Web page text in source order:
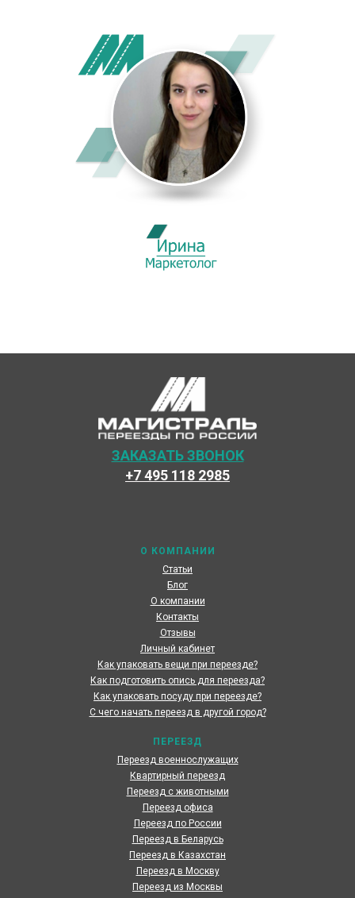
О КОМПАНИИ
Статьи
ПЕРЕЕЗД
Блог
О компании
Контакты
Отзывы
Личный кабинет
Как упаковать вещи при переезде?
Как подготовить опись для переезда?
Как упаковать посуду при переезде?
С чего начать переезд в другой город?
+7 495 118 2985
ЗАКАЗАТЬ ЗВОНОК
Переезд военнослужащих
Квартирный переезд
Переезд с животными
Переезд офиса
Переезд по России
Переезд в Беларусь
Переезд в Казахстан
Переезд в Москву
Переезд из Москвы